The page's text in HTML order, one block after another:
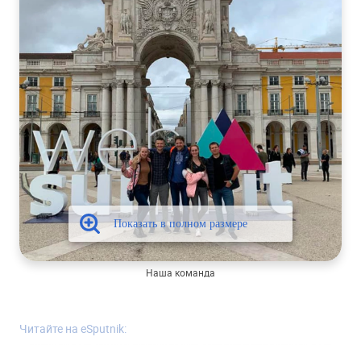
Наша команда
Читайте на eSputnik: